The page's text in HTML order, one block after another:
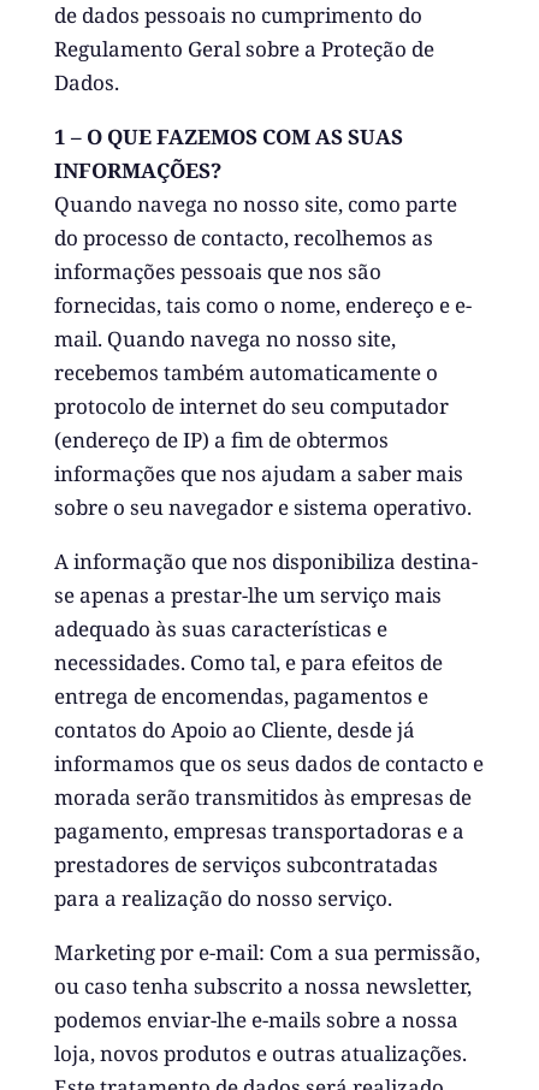
de dados pessoais no cumprimento do
Regulamento Geral sobre a Proteção de
Dados.
1 – O QUE FAZEMOS COM AS SUAS
INFORMAÇÕES?
Quando navega no nosso site, como parte
do processo de contacto, recolhemos as
informações pessoais que nos são
fornecidas, tais como o nome, endereço e e-
mail. Quando navega no nosso site,
recebemos também automaticamente o
protocolo de internet do seu computador
(endereço de IP) a fim de obtermos
informações que nos ajudam a saber mais
sobre o seu navegador e sistema operativo.
A informação que nos disponibiliza destina-
se apenas a prestar-lhe um serviço mais
adequado às suas características e
necessidades. Como tal, e para efeitos de
entrega de encomendas, pagamentos e
contatos do Apoio ao Cliente, desde já
informamos que os seus dados de contacto e
morada serão transmitidos às empresas de
pagamento, empresas transportadoras e a
prestadores de serviços subcontratadas
para a realização do nosso serviço.
Marketing por e-mail: Com a sua permissão,
ou caso tenha subscrito a nossa newsletter,
podemos enviar-lhe e-mails sobre a nossa
loja, novos produtos e outras atualizações.